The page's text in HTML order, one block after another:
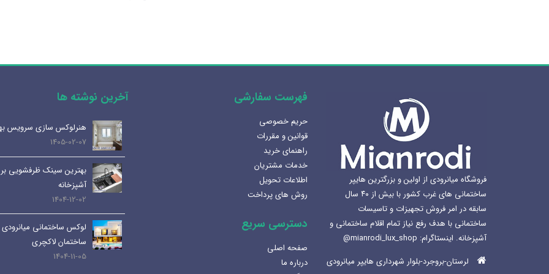
فروشگاه میانرودی از اولین و بزرگترین هایپر
ساختمانی های غرب کشور با بیش از ۴۰ سال
سابقه در امر فروش تجهیزات و تاسیسات
ساختمانی با هدف رفع نیاز تمام اقلام ساختمانی و
آشپزخانه. اینستاگرام: mianrodi_lux_shop@
لرستان-بروجرد-بلوار شهرداری هایپر میانرودی
فهرست سفارشی
حریم خصوصی
قوانین و مقررات
راهنمای خرید
خدمات مشتریان
اطلاعات تحویل
روش های پرداخت
دسترسی سریع
صفحه اصلی
درباره ما
آخرین نوشته ها
هنرلوکس سازی سرویس بهداشتی
1405-02-07
بهترین سینک ظرفشویی برای
آشپزخانه
1404-12-02
لوکس ساختمانی میانرودی و
ساختمان لاکچری
1404-11-05
هنرلوکس سازی سرویس
1405-02-07
بهترین سینک ظرفشویی
آشپزخانه
1404-12-02
لوکس ساختمانی
ساختمان لاکچری
1404-11-05